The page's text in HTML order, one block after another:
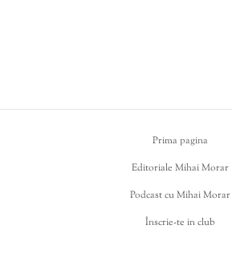
Prima pagina
Editoriale Mihai Morar
Podcast cu Mihai Morar
Înscrie-te in club